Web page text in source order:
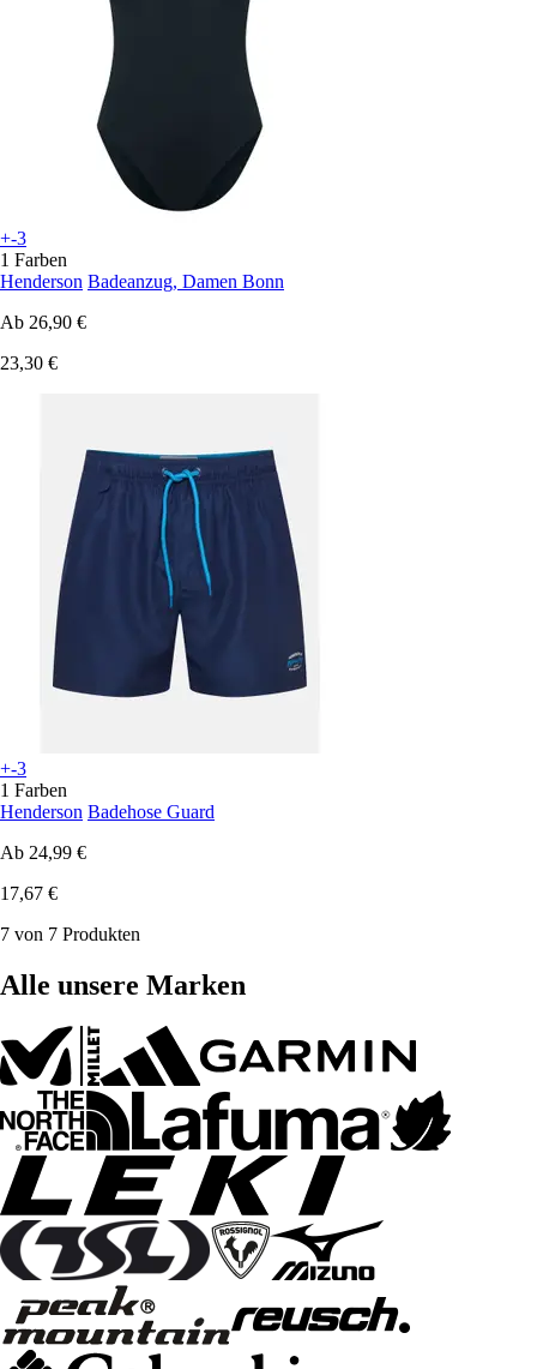
+-3
1 Farben
Henderson Badeanzug, Damen Bonn
Ab 26,90 €
23,30 €
+-3
1 Farben
Henderson Badehose Guard
Ab 24,99 €
17,67 €
7 von 7 Produkten
Alle unsere Marken